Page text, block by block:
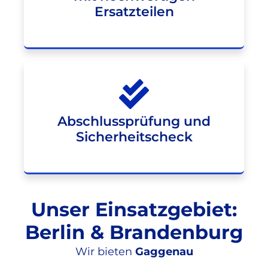
Ersatzteilen
Abschlussprüfung und
Sicherheitscheck
Unser Einsatzgebiet:
Berlin & Brandenburg
Wir bieten Gaggenau